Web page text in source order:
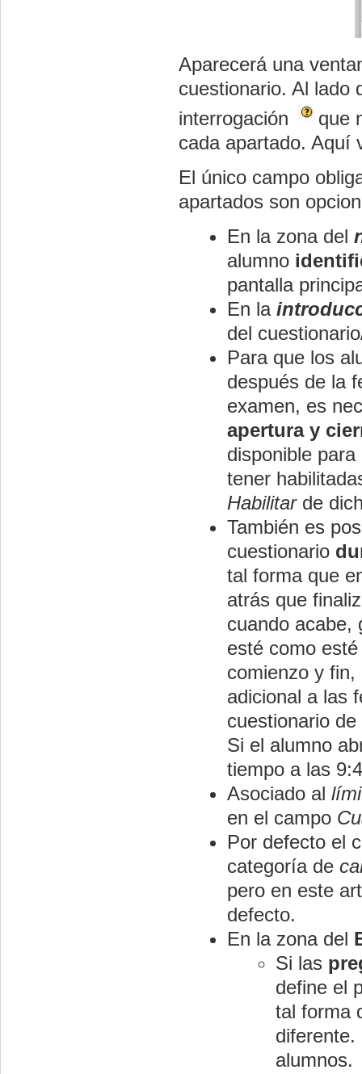
Aparecerá una
cuestionario. Al lado
interrogación
que
cada apartado. Aquí
El único campo
apartados son
En la zona del
alumno
pantalla
En la
del
Para que los
después de la
examen, es
apertura y
disponible
tener
Habilitarde
También es
cuestionario
tal forma que
atrás que
cuando acabe,
esté como
comienzo y
adicional a las
cuestionario
Si el alumno
tiempo a las
Asociado al
en el campo
Por defecto el
categoría de
pero en este
defecto.
En la zona del
Si las
define el
tal forma
diferente.
alumnos.